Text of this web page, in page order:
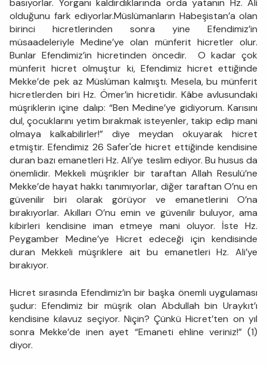
basıyorlar. Yorganı kaldırdıklarında orda yatanın Hz. Ali
olduğunu fark ediyorlar.Müslümanların Habeşistan’a olan
birinci hicretlerinden sonra yine Efendimiz’in
müsaadeleriyle Medine’ye olan münferit hicretler olur.
Bunlar Efendimiz’in hicretinden öncedir. O kadar çok
münferit hicret olmuştur ki, Efendimiz hicret ettiğinde
Mekke’de pek az Müslüman kalmıştı. Mesela, bu münferit
hicretlerden biri Hz. Ömer’in hicretidir. Kâbe avlusundaki
müşriklerin içine dalıp: “Ben Medine’ye gidiyorum. Karısını
dul, çocuklarını yetim bırakmak isteyenler, takip edip mani
olmaya kalkabilirler!” diye meydan okuyarak hicret
etmiştir. Efendimiz 26 Safer'de hicret ettiğinde kendisine
duran bazı emanetleri Hz. Ali’ye teslim ediyor. Bu husus da
önemlidir. Mekkeli müşrikler bir taraftan Allah Resulü’ne
Mekke’de hayat hakkı tanımıyorlar, diğer taraftan O’nu en
güvenilir biri olarak görüyor ve emanetlerini O’na
bırakıyorlar. Akılları O’nu emin ve güvenilir buluyor, ama
kibirleri kendisine iman etmeye mani oluyor. İste Hz.
Peygamber Medine’ye Hicret edeceği için kendisinde
duran Mekkeli müşriklere ait bu emanetleri Hz. Ali’ye
bırakıyor.
Hicret sırasında Efendimiz’in bir başka önemli uygulaması
şudur: Efendimiz bir müşrik olan Abdullah bin Uraykıt’ı
kendisine kılavuz seçiyor. Niçin? Çünkü Hicret’ten on yıl
sonra Mekke’de inen ayet “Emaneti ehline veriniz!” (1)
diyor.